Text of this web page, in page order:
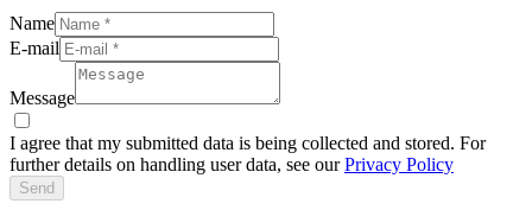
Name
E-mail
Message
I agree that my submitted data is being collected and stored. For
further details on handling user data, see ourPrivacy Policy
Send